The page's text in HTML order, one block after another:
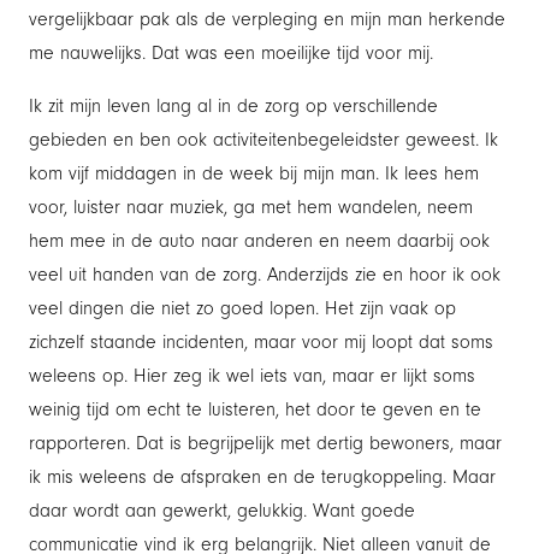
vergelijkbaar pak als de verpleging en mijn man herkende
me nauwelijks. Dat was een moeilijke tijd voor mij.
Ik zit mijn leven lang al in de zorg op verschillende
gebieden en ben ook activiteitenbegeleidster geweest. Ik
kom vijf middagen in de week bij mijn man. Ik lees hem
voor, luister naar muziek, ga met hem wandelen, neem
hem mee in de auto naar anderen en neem daarbij ook
veel uit handen van de zorg. Anderzijds zie en hoor ik ook
veel dingen die niet zo goed lopen. Het zijn vaak op
zichzelf staande incidenten, maar voor mij loopt dat soms
weleens op. Hier zeg ik wel iets van, maar er lijkt soms
weinig tijd om echt te luisteren, het door te geven en te
rapporteren. Dat is begrijpelijk met dertig bewoners, maar
ik mis weleens de afspraken en de terugkoppeling. Maar
daar wordt aan gewerkt, gelukkig. Want goede
communicatie vind ik erg belangrijk. Niet alleen vanuit de